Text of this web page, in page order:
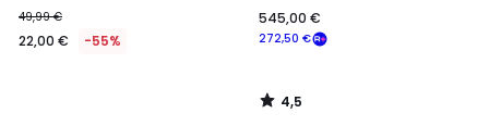
49,99 €
22,00 € -55% 272,50 €
545,00 €
4,5
/